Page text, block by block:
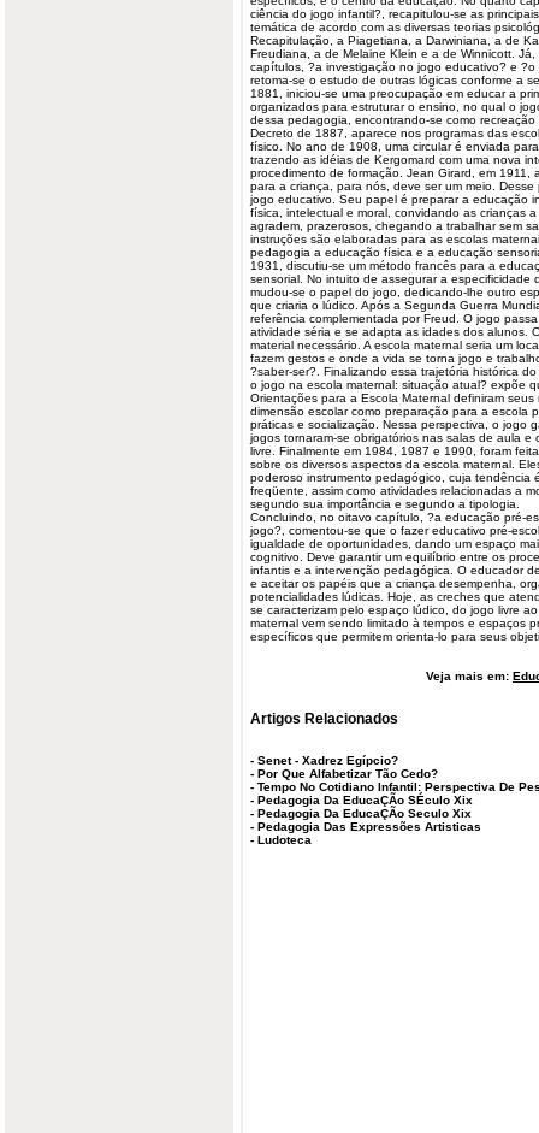
ciência do jogo infantil?, recapitulou-se as
temática de acordo com as diversas teorias
Recapitulação, a Piagetiana, a Darwiniana, a de
Freudiana, a de Melaine Klein e a de Winnicott.
capítulos, ?a investigação no jogo educativo? e
retoma-se o estudo de outras lógicas conforme a
1881, iniciou-se uma preocupação em educar a
organizados para estruturar o ensino, no qual o
dessa pedagogia, encontrando-se como
Decreto de 1887, aparece nos programas das
físico. No ano de 1908, uma circular é enviada
trazendo as idéias de Kergomard com uma nova
procedimento de formação. Jean Girard, em 1911,
para a criança, para nós, deve ser um meio.
jogo educativo. Seu papel é preparar a educação
física, intelectual e moral, convidando as crianças
agradem, prazerosos, chegando a trabalhar sem
instruções são elaboradas para as escolas
pedagogia a educação física e a educação
1931, discutiu-se um método francês para a
sensorial. No intuito de assegurar a especificidade
mudou-se o papel do jogo, dedicando-lhe outro
que criaria o lúdico. Após a Segunda Guerra
referência complementada por Freud. O jogo
atividade séria e se adapta as idades dos alunos.
material necessário. A escola maternal seria um
fazem gestos e onde a vida se torna jogo e
?saber-ser?. Finalizando essa trajetória histórica
o jogo na escola maternal: situação atual? expõe
Orientações para a Escola Maternal definiram
dimensão escolar como preparação para a escola
práticas e socialização. Nessa perspectiva, o jogo
jogos tornaram-se obrigatórios nas salas de aula e
livre. Finalmente em 1984, 1987 e 1990, foram
sobre os diversos aspectos da escola maternal.
poderoso instrumento pedagógico, cuja tendência
freqüente, assim como atividades relacionadas a
segundo sua importância e segundo a tipologia.
Concluindo, no oitavo capítulo, ?a educação pré-
jogo?, comentou-se que o fazer educativo pré-
igualdade de oportunidades, dando um espaço
cognitivo. Deve garantir um equilíbrio entre os
infantis e a intervenção pedagógica. O educador
e aceitar os papéis que a criança desempenha,
potencialidades lúdicas. Hoje, as creches que
se caracterizam pelo espaço lúdico, do jogo livre
maternal vem sendo limitado à tempos e espaços
específicos que permitem orienta-lo para seus
Veja mais em:
Artigos Relacionados
- Senet - Xadrez Egípcio?
- Por Que Alfabetizar Tão Cedo?
- Tempo No Cotidiano Infantil: Perspectiva De
- Pedagogia Da EducaÇÃo SÉculo Xix
- Pedagogia Da EducaÇÃo Seculo Xix
- Pedagogia Das Expressões Artisticas
- Ludoteca